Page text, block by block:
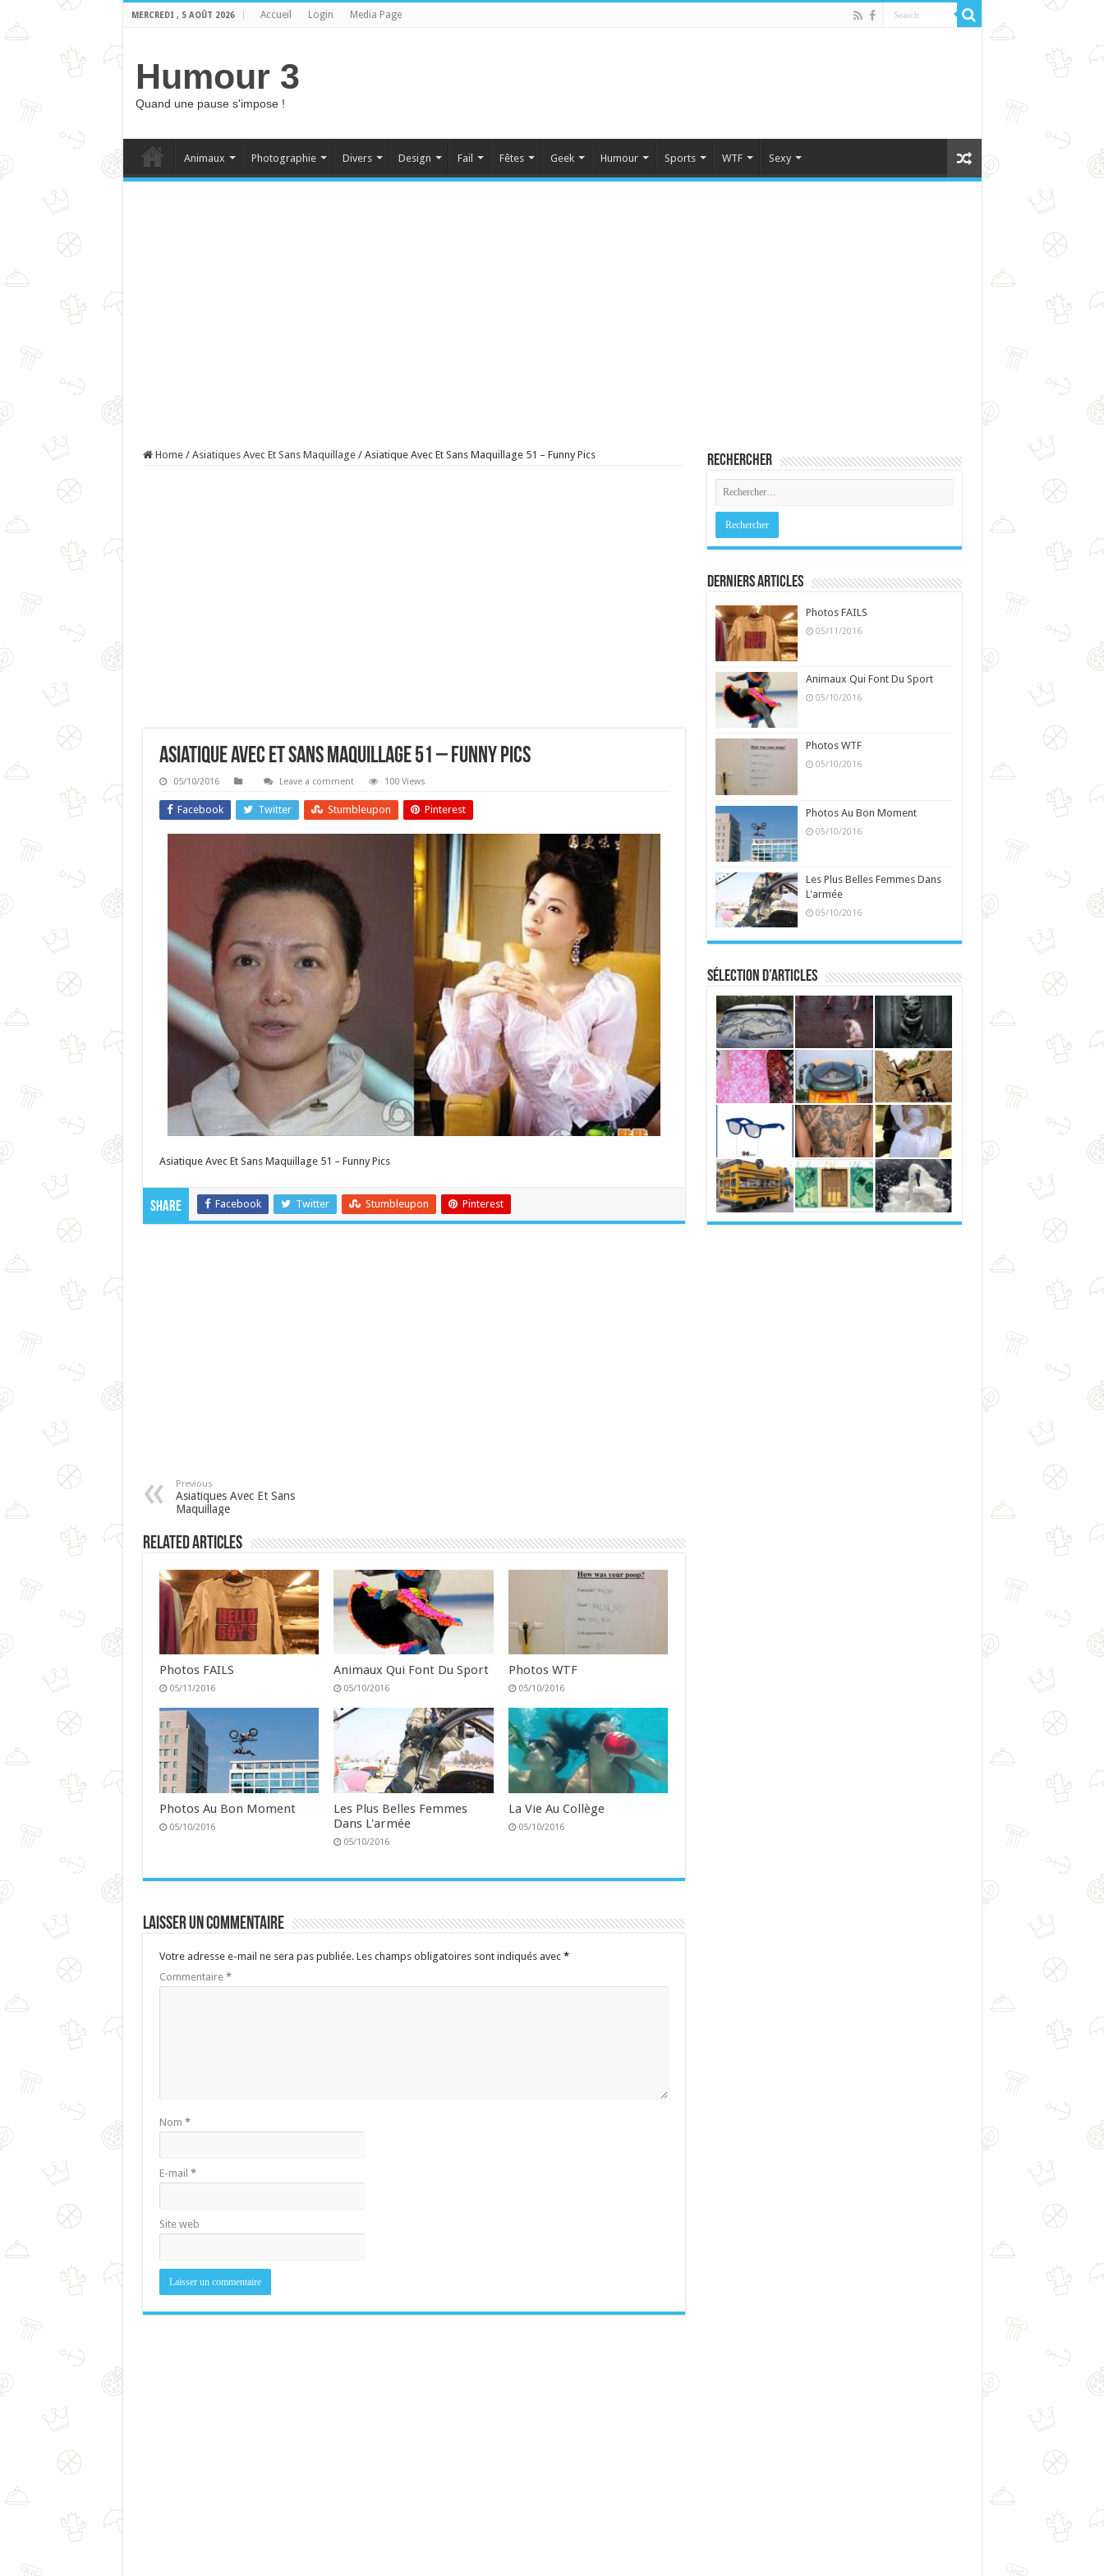
MERCREDI , 5 AOÛT 2026 Accueil Login Media Page
Humour 3
Quand une pause s'impose !
Animaux Photographie Divers Design Fail Fêtes Geek Humour Sports WTF Sexy
Home / Asiatiques Avec Et Sans Maquillage / Asiatique Avec Et Sans Maquillage 51 – Funny Pics
Asiatique Avec Et Sans Maquillage 51 – Funny Pics
05/10/2016 Leave a comment 100 Views
Facebook Twitter Stumbleupon Pinterest
Asiatique Avec Et Sans Maquillage 51 – Funny Pics
Share Facebook Twitter Stumbleupon Pinterest
Previous
Asiatiques Avec Et Sans
Maquillage
Related Articles
Photos FAILS
05/11/2016
Animaux Qui Font Du Sport
05/10/2016
Photos WTF
05/10/2016
Photos Au Bon Moment
05/10/2016
Les Plus Belles Femmes
Dans L'armée
05/10/2016
La Vie Au Collège
05/10/2016
Laisser un commentaire
Votre adresse e-mail ne sera pas publiée. Les champs obligatoires sont indiqués avec *
Commentaire *
Nom *
E-mail *
Site web
Rechercher
Derniers Articles
Photos FAILS
05/11/2016
Animaux Qui Font Du Sport
05/10/2016
Photos WTF
05/10/2016
Photos Au Bon Moment
05/10/2016
Les Plus Belles Femmes Dans
L'armée
05/10/2016
Sélection d’articles